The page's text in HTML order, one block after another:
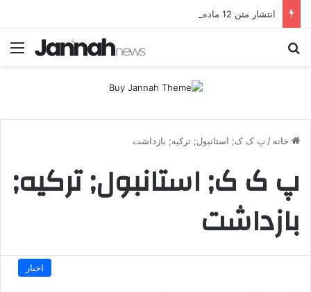
انتشار متن 12 ماده‌ای توافق نهایی بین ترکیه و پ.ک.ک
خانه / پ ک ک; استانبول; ترکیه; بازداشت
پ ک ک; استانبول; ترکیه;
بازداشت
اخبار